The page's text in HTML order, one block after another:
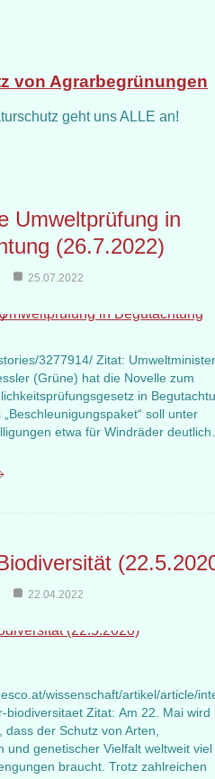
von Agrarbegrünungen
geht uns ALLE an!
Umweltprüfung in
(26.7.2022)
25.07.2022
3277914/ Zitat:
(Grüne) hat die Novelle zum
in
soll unter
etwa für Windräder
22.04.2022
wissenschaft/artikel/article/
biodiversitaet Zitat: Am 22. Mai wird
der Schutz von Arten,
und genetischer Vielfalt weltweit viel
braucht. Trotz zahlreichen